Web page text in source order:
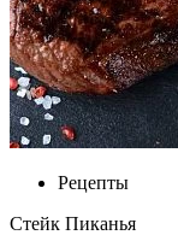
Рецепты
Стейк Пиканья